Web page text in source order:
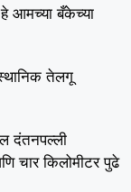
हे आमच्या बँकेच्या
तेलगू
दंतनपल्ली
चार किलोमीटर पुढे